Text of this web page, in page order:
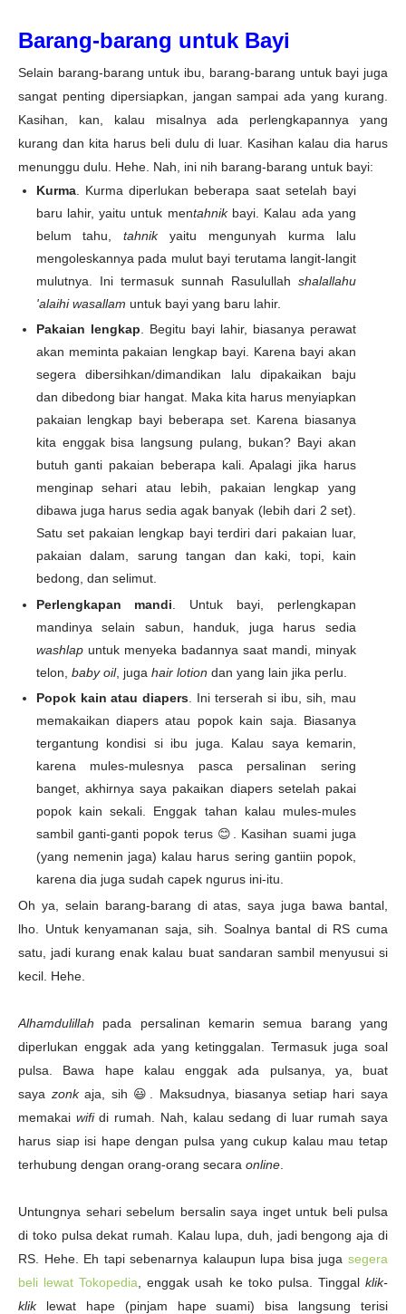
Barang-barang untuk Bayi
Selain barang-barang untuk ibu, barang-barang untuk bayi juga
sangat penting dipersiapkan, jangan sampai ada yang kurang.
Kasihan, kan, kalau misalnya ada perlengkapannya yang
kurang dan kita harus beli dulu di luar. Kasihan kalau dia harus
menunggu dulu. Hehe. Nah, ini nih barang-barang untuk bayi:
Kurma. Kurma diperlukan beberapa saat setelah bayi
baru lahir, yaitu untuk mentahnikbayi. Kalau ada yang
belum tahu,tahnikyaitu mengunyah kurma lalu
mengoleskannya pada mulut bayi terutama langit-langit
mulutnya. Ini termasuk sunnah Rasulullah shalallahu
'alaihi wasallam untuk bayi yang baru lahir.
Pakaian lengkap . Begitu bayi lahir, biasanya perawat
akan meminta pakaian lengkap bayi. Karena bayi akan
segera dibersihkan/dimandikan lalu dipakaikan baju
dan dibedong biar hangat. Maka kita harus menyiapkan
pakaian lengkap bayi beberapa set. Karena biasanya
kita enggak bisa langsung pulang, bukan? Bayi akan
butuh ganti pakaian beberapa kali. Apalagi jika harus
menginap sehari atau lebih, pakaian lengkap yang
dibawa juga harus sedia agak banyak (lebih dari 2 set).
Satu set pakaian lengkap bayi terdiri dari pakaian luar,
pakaian dalam, sarung tangan dan kaki, topi, kain
bedong, dan selimut.
Perlengkapan mandi . Untuk bayi, perlengkapan
mandinya selain sabun, handuk, juga harus sedia
washlap untuk menyeka badannya saat mandi, minyak
telon, baby oil, juga hair lotion dan yang lain jika perlu.
Popok kain atau diapers . Ini terserah si ibu, sih, mau
memakaikan diapers atau popok kain saja. Biasanya
tergantung kondisi si ibu juga. Kalau saya kemarin,
karena mules-mulesnya pasca persalinan sering
banget, akhirnya saya pakaikan diapers setelah pakai
popok kain sekali. Enggak tahan kalau mules-mules
sambil ganti-ganti popok terus 😊. Kasihan suami juga
(yang nemenin jaga) kalau harus sering gantiin popok,
karena dia juga sudah capek ngurus ini-itu.
Oh ya, selain barang-barang di atas, saya juga bawa bantal,
lho. Untuk kenyamanan saja, sih. Soalnya bantal di RS cuma
satu, jadi kurang enak kalau buat sandaran sambil menyusui si
kecil. Hehe.
Alhamdulillah pada persalinan kemarin semua barang yang
diperlukan enggak ada yang ketinggalan. Termasuk juga soal
pulsa. Bawa hape kalau enggak ada pulsanya, ya, buat
saya zonkaja, sih 😃. Maksudnya, biasanya setiap hari saya
memakai wifidi rumah. Nah, kalau sedang di luar rumah saya
harus siap isi hape dengan pulsa yang cukup kalau mau tetap
terhubung dengan orang-orang secara online
Untungnya sehari sebelum bersalin saya inget untuk beli pulsa
di toko pulsa dekat rumah. Kalau lupa, duh, jadi bengong aja di
RS. Hehe. Eh tapi sebenarnya kalaupun lupa bisa juga segera
beli lewat Tokopedia , enggak usah ke toko pulsa. Tinggalklik-
klik lewat hape (pinjam hape suami) bisa langsung terisi